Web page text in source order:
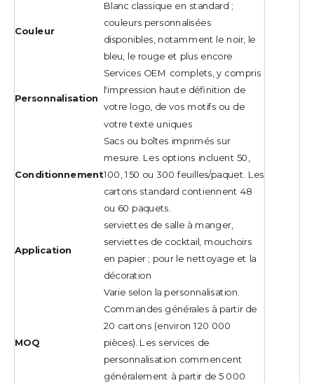
Couleur
Blanc classique en standard ;
couleurs personnalisées
disponibles, notamment le noir, le
bleu, le rouge et plus encore
Personnalisation
Services OEM complets, y compris
l'impression haute définition de
votre logo, de vos motifs ou de
votre texte uniques
Conditionnement
Sacs ou boîtes imprimés sur
mesure. Les options incluent 50,
100, 150 ou 300 feuilles/paquet. Les
cartons standard contiennent 48
ou 60 paquets.
Application
serviettes de salle à manger,
serviettes de cocktail, mouchoirs
en papier ; pour le nettoyage et la
décoration
MOQ
Varie selon la personnalisation.
Commandes générales à partir de
20 cartons (environ 120 000
pièces). Les services de
personnalisation commencent
généralement à partir de 5 000